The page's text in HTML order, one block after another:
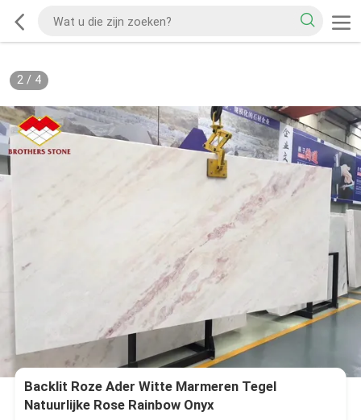
2/ 4
Backlit Roze Ader Witte Marmeren Tegel
Natuurlijke Rose Rainbow Onyx